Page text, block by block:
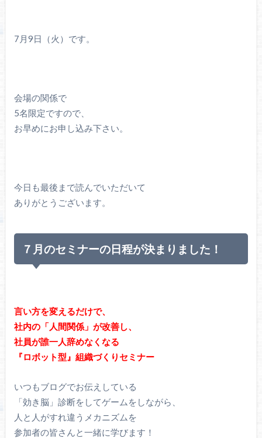
7月9日（火）です。
会場の関係で
5名限定ですので、
お早めにお申し込み下さい。
今日も最後まで読んでいただいて
ありがとうございます。
７月のセミナーの日程が決まりました！
言い方を変えるだけで、
社内の「人間関係」が改善し、
社員が誰一人辞めなくなる
『ロボット型』組織づくりセミナー
いつもブログでお伝えしている
「効き脳」診断をしてゲームをしながら、
人と人がすれ違うメカニズムを
参加者の皆さんと一緒に学びます！